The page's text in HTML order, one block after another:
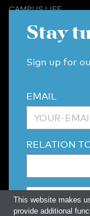
CAMPUS LIFE
BUSINESS & CAREER
CONTACT
ARCHIVE
MORE
LINKS
DISCLAIMER /
Stay
Sign up for
EMAIL
RELATION
This website makes
provide additional